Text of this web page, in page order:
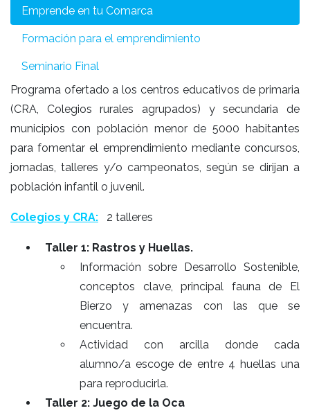
Emprende en tu Comarca
Formación para el emprendimiento
Seminario Final
Programa ofertado a los centros educativos de primaria
(CRA, Colegios rurales agrupados) y secundaria de
municipios con población menor de 5000 habitantes
para fomentar el emprendimiento mediante concursos,
jornadas, talleres y/o campeonatos, según se dirijan a
población infantil o juvenil.
Colegios y CRA: 2 talleres
Taller 1: Rastros y Huellas.
Información sobre Desarrollo Sostenible,
conceptos clave, principal fauna de El
Bierzo y amenazas con las que se
encuentra.
Actividad con arcilla donde cada
alumno/a escoge de entre 4 huellas una
para reproducirla.
Taller 2: Juego de la Oca